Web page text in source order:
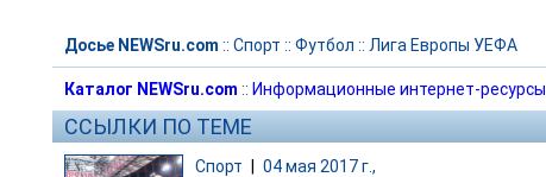
Досье NEWSru.com :: Спорт :: Футбол :: Лига Европы УЕФА
Каталог NEWSru.com :: Информационные интернет-ресурсы
ССЫЛКИ ПО ТЕМЕ
Спорт 04 мая 2017 г.,